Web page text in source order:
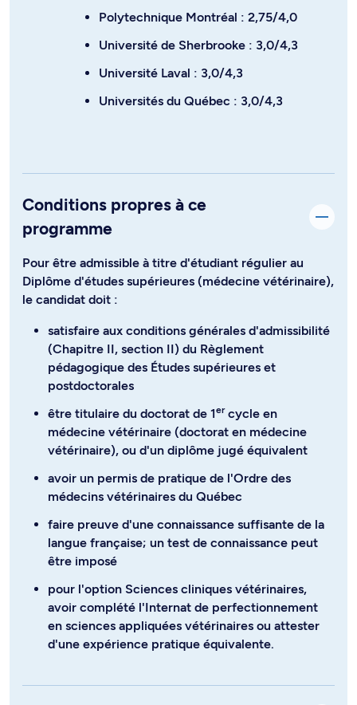
Polytechnique Montréal : 2,75/4,0
Université de Sherbrooke : 3,0/4,3
Université Laval : 3,0/4,3
Universités du Québec : 3,0/4,3
Conditions propres à ce
programme
Pour être admissible à titre d'étudiant régulier au
Diplôme d'études supérieures (médecine vétérinaire),
le candidat doit :
satisfaire aux conditions générales d'admissibilité
(Chapitre II, section II) du Règlement
pédagogique des Études supérieures et
postdoctorales
être titulaire du doctorat de 1ercycle en
médecine vétérinaire (doctorat en médecine
vétérinaire), ou d'un diplôme jugé équivalent
avoir un permis de pratique de l'Ordre des
médecins vétérinaires du Québec
faire preuve d'une connaissance suffisante de la
langue française; un test de connaissance peut
être imposé
pour l'option Sciences cliniques vétérinaires,
avoir complété l'Internat de perfectionnement
en sciences appliquées vétérinaires ou attester
d'une expérience pratique équivalente.